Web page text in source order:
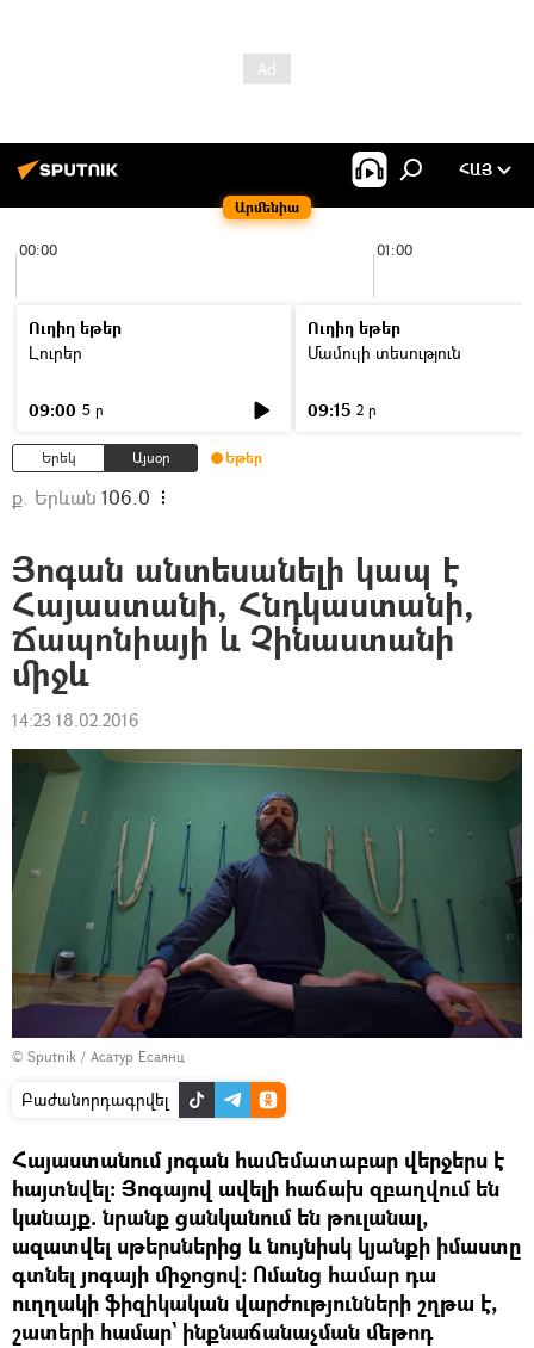
Արմենիա
ՀԱՅ
00:00 01:00
Ուղիղ եթեր
Լուրեր
09:00 5 ր
Ուղիղ եթեր
Մամուլի տեսություն
09:15 2 ր
Երեկ Այսօր Եթեր
ք. Երևան 106.0
Յոգան անտեսանելի կապ է
Հայաստանի, Հնդկաստանի,
Ճապոնիայի և Չինաստանի
միջև
14:23 18.02.2016
© Sputnik / Асатур Есаянц
Բաժանորդագրվել
Հայաստանում յոգան համեմատաբար վերջերս է
հայտնվել։ Յոգայով ավելի հաճախ զբաղվում են
կանայք. նրանք ցանկանում են թուլանալ,
ազատվել սթերսներից և նույնիսկ կյանքի իմաստը
գտնել յոգայի միջոցով։ Ոմանց համար դա
ուղղակի ֆիզիկական վարժությունների շղթա է,
շատերի համար` ինքնաճանաչման մեթոդ